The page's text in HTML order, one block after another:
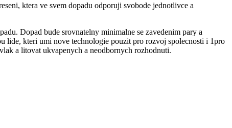
ktera ve svem dopadu odporuji svobode jednotlivce a
Dopad bude srovnatelny minimalne se zavedenim pary a
lide, kteri umi nove technologie pouzit pro rozvoj spolecnosti i 1pro
a litovat ukvapenych a neodbornych rozhodnuti.